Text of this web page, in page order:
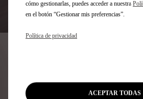
cómo gestionarlas, puedes acceder a nuestra
en el botón “Gestionar mis preferencias”.
Política de privacidad
ACEPTAR TODAS